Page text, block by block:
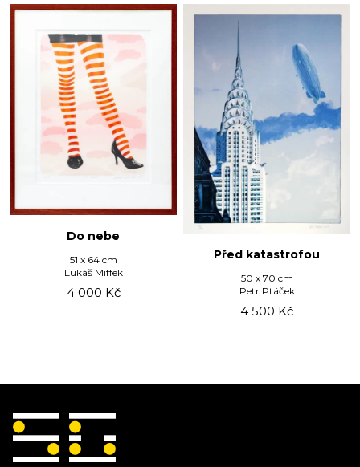
Do nebe
51 x 64 cm
Lukáš Miffek
4 000 Kč
Před katastrofou
50 x 70 cm
Petr Ptáček
4 500 Kč